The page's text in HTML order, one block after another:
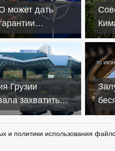
может дать
по примеру
о
Грузии
захватить
мятежа ЧВК
30
и политики использования